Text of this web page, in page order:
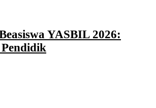
YASBIL 2026: